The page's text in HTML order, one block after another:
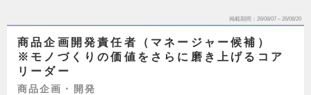
掲載期間 26/08/07～26/08/20
商品企画開発責任者（マネージャー候補）
※モノづくりの価値をさらに磨き上げるコア
リーダー
商品企画・開発